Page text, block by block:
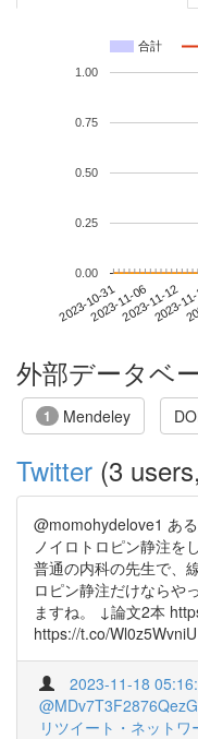
合計
2023-10-312023-11-062023-11-12
2023-
0.00
0.25
0.50
0.75
1.00
外部データベ
1 Mendeley
Twitter (3
@momohydelove1 あ
ノイロトロピン静注を
普通の内科の先生で、
ロピン静注だけならや
ますね。 ↓論文2本
https://t.co/Wl0z5WvniU
2023-11-18
@MDv7T3F2876QezG
リツイート・ネットワ